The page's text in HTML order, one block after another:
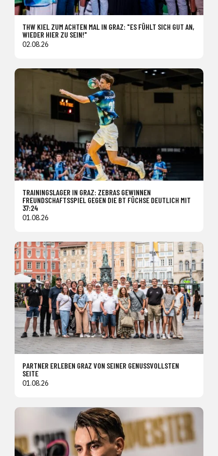
THW KIEL ZUM ACHTEN MAL IN GRAZ: "ES FÜHLT SICH GUT AN,
WIEDER HIER ZU SEIN!"
02.08.26
TRAININGSLAGER IN GRAZ: ZEBRAS GEWINNEN
FREUNDSCHAFTSSPIEL GEGEN DIE BT FÜCHSE DEUTLICH MIT
37:24
01.08.26
PARTNER ERLEBEN GRAZ VON SEINER GENUSSVOLLSTEN
SEITE
01.08.26